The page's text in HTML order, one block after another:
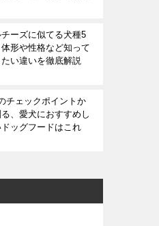
チーズに似てる犬種5
形や性格など知って
たい違いを徹底解説
チェックポイントか
る、愛犬におすすめし
ドッグフードはこれ